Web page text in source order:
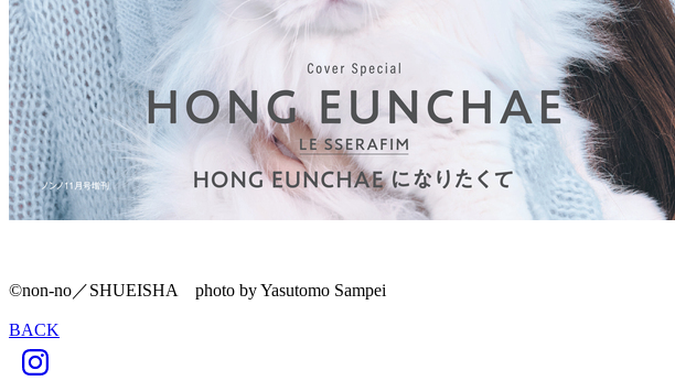
©non-no／SHUEISHA photo by Yasutomo Sampei
BACK